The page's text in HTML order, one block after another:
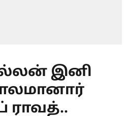
இனி
ராவத்..